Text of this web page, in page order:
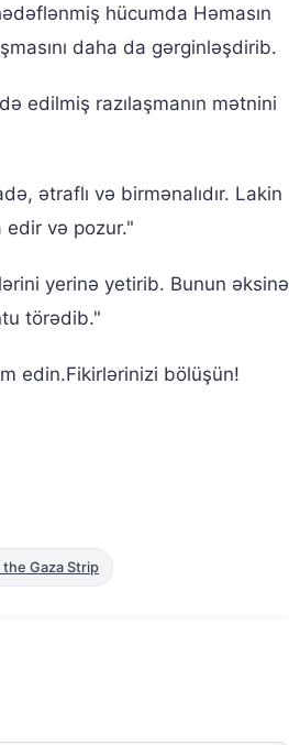
hücumda Həmasın
daha da gərginləşdirib.
edilmiş razılaşmanın mətnini
ətraflı və birmənalıdır. Lakin
edir və pozur."
yerinə yetirib. Bunun əksinə
törədib."
edin.Fikirlərinizi bölüşün!
Gaza Strip